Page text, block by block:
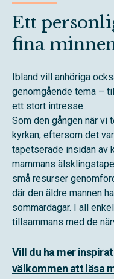
Ett
fina
Ibland vill anhöriga
genomgående tema –
ett stort intresse.
Som den gången när vi
kyrkan, eftersom det
tapetserade insidan av
mammans
små resurser
där den äldre mannen
sommardagar. I all
tillsammans med de
Vill du ha mer
välkommen att läsa